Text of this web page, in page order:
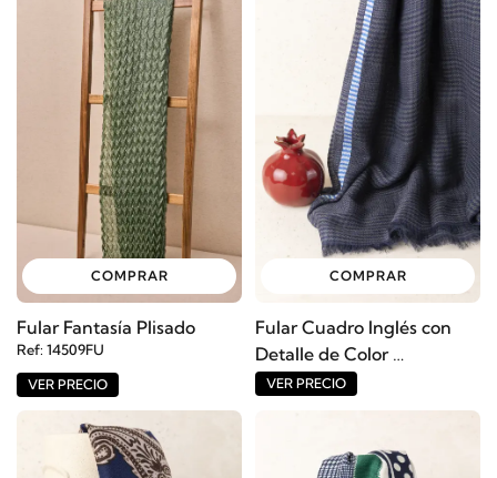
COMPRAR
Fular Fantasía Plisado
Ref: 14509FU
VER PRECIO
COMPRAR
Fular Cuadro Inglés con
Detalle de Color
Ref: 16500FU
VER PRECIO